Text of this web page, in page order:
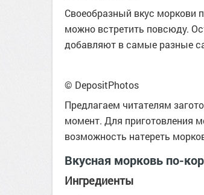
Своеобразный вкус моркови
можно встретить повсюду.
добавляют в самые разные
© DepositPhotos
Предлагаем читателям
момент. Для приготовления
возможность натереть
Вкусная морковь по-
Ингредиенты